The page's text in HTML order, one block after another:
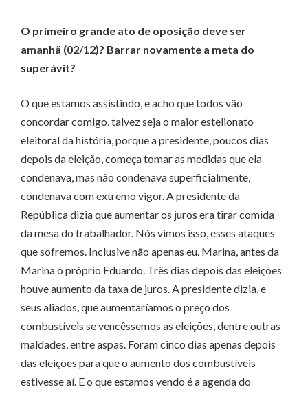
O primeiro grande ato de oposição deve ser
amanhã (02/12)? Barrar novamente a meta do
superávit?
O que estamos assistindo, e acho que todos vão
concordar comigo, talvez seja o maior estelionato
eleitoral da história, porque a presidente, poucos dias
depois da eleição, começa tomar as medidas que ela
condenava, mas não condenava superficialmente,
condenava com extremo vigor. A presidente da
República dizia que aumentar os juros era tirar comida
da mesa do trabalhador. Nós vimos isso, esses ataques
que sofremos. Inclusive não apenas eu. Marina, antes da
Marina o próprio Eduardo. Três dias depois das eleições
houve aumento da taxa de juros. A presidente dizia, e
seus aliados, que aumentaríamos o preço dos
combustíveis se vencêssemos as eleições, dentre outras
maldades, entre aspas. Foram cinco dias apenas depois
das eleições para que o aumento dos combustíveis
estivesse aí. E o que estamos vendo é a agenda do